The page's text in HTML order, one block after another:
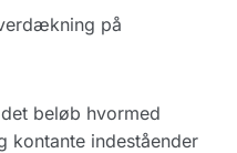
på
beløb hvormed
kontante indeståender